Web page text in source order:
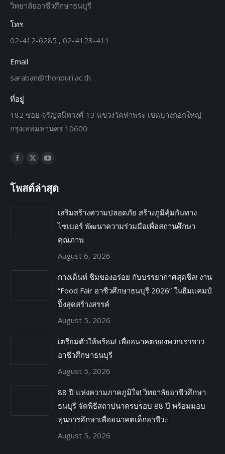
วิทยาลัยอาชีวศึกษาธนบุรี
โทร
02-412-6285 , 02-4123-411
Email
saraban@thonburi.ac.th
ที่อยู่
182 ซอย จรัญสนิทวงศ์ 13 แขวงวัดท่าพระ เขตบางกอกใหญ่
กรุงเทพมหานคร 10600
Find us on:
โพสต์ล่าสุด
เสริมสร้างความปลอดภัย สร้างภูมิคุ้มกันทาง
ไซเบอร์ พัฒนาความร่วมมือเพื่อสถานศึกษา
คุณภาพ
August 6, 2026
กางเต็นท์ ชิมของอร่อย กับบรรยากาศสุดชิล! งาน
“Food Fair อาชีวศึกษาธนบุรี 2026” ในธีมแคมป์
ปิ้งสุดสร้างสรรค์
August 5, 2026
เตรียมตัวให้พร้อม! เพื่ออนาคตของพวกเราชาว
อาชีวศึกษาธนบุรี
August 5, 2026
88 ปี แห่งความภาคภูมิใจ! วิทยาลัยอาชีวศึกษา
ธนบุรี จัดพิธีสถาปนาครบรอบ 88 ปี พร้อมมอบ
ทุนการศึกษาเพื่ออนาคตเด็กอาชีวะ
August 5, 2026